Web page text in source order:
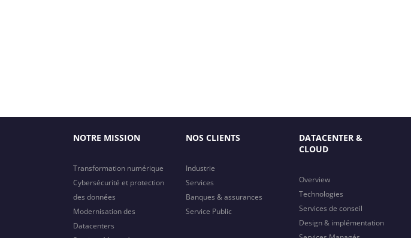
NOTRE MISSION
Transformation numérique
Cybersécurité et protection
des données
Modernisation des
Datacenters
NOS CLIENTS
Industrie
Services
Banques & assurances
Service Public
DATACENTER &
CLOUD
Overview
Technologies
Services de conseil
Design & implémentation